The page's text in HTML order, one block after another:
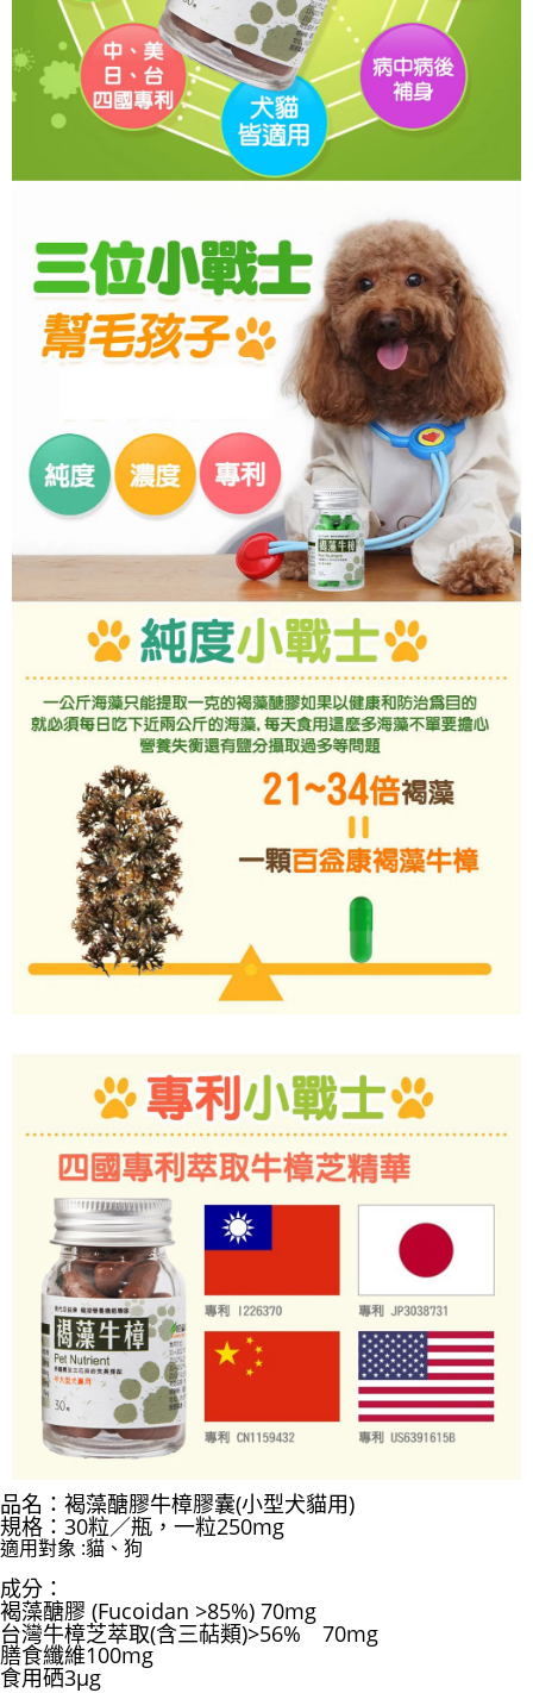
品名： 褐藻醣膠牛樟膠囊(小型犬貓用)
規格：30粒／瓶， 一粒250mg
適用對象 :貓、狗
成分：
褐藻醣膠 (Fucoidan >85%) 70mg
台灣牛樟芝萃取(含三萜類)>56% 70mg
膳食纖維100mg
食用硒3μg